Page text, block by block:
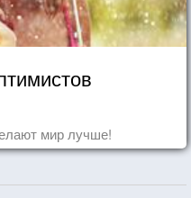
мир лучше!